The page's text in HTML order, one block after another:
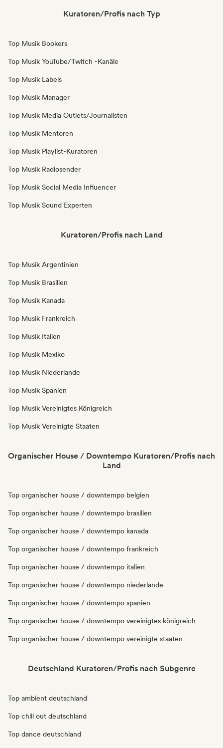
Kuratoren/Profis nach Typ
Top Musik Bookers
Top Musik YouTube/Twitch -Kanäle
Top Musik Labels
Top Musik Manager
Top Musik Media Outlets/Journalisten
Top Musik Mentoren
Top Musik Playlist-Kuratoren
Top Musik Radiosender
Top Musik Social Media Influencer
Top Musik Sound Experten
Kuratoren/Profis nach Land
Top Musik Argentinien
Top Musik Brasilien
Top Musik Kanada
Top Musik Frankreich
Top Musik Italien
Top Musik Mexiko
Top Musik Niederlande
Top Musik Spanien
Top Musik Vereinigtes Königreich
Top Musik Vereinigte Staaten
Organischer House / Downtempo Kuratoren/Profis nach
Land
Top organischer house / downtempo belgien
Top organischer house / downtempo brasilien
Top organischer house / downtempo kanada
Top organischer house / downtempo frankreich
Top organischer house / downtempo italien
Top organischer house / downtempo niederlande
Top organischer house / downtempo spanien
Top organischer house / downtempo vereinigtes königreich
Top organischer house / downtempo vereinigte staaten
Deutschland Kuratoren/Profis nach Subgenre
Top ambient deutschland
Top chill out deutschland
Top dance deutschland